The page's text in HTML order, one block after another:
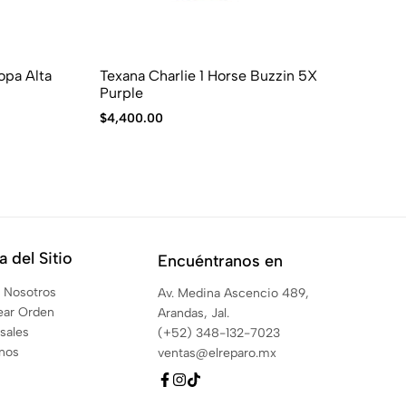
Alta
Texana Charlie 1 Horse Buzzin 5X
Purple
$4,400.00
del Sitio
Nosotros
Orden
Encuéntranos en
Av. Medina Ascencio 489,
Arandas, Jal.
(+52) 348-132-7023
ventas@elreparo.mx